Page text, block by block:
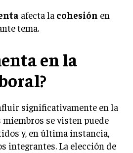
afecta la cohesión en
tema.
en la
significativamente en la
se visten puede
y, en última instancia,
integrantes. La elección de